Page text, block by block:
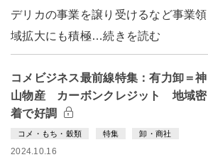
デリカの事業を譲り受けるなど事業領
域拡大にも積極…続きを読む
コメビジネス最前線特集：有力卸＝神
山物産 カーボンクレジット 地域密
着で好調
コメ・もち・穀類 特集 卸・商社
2024.10.16